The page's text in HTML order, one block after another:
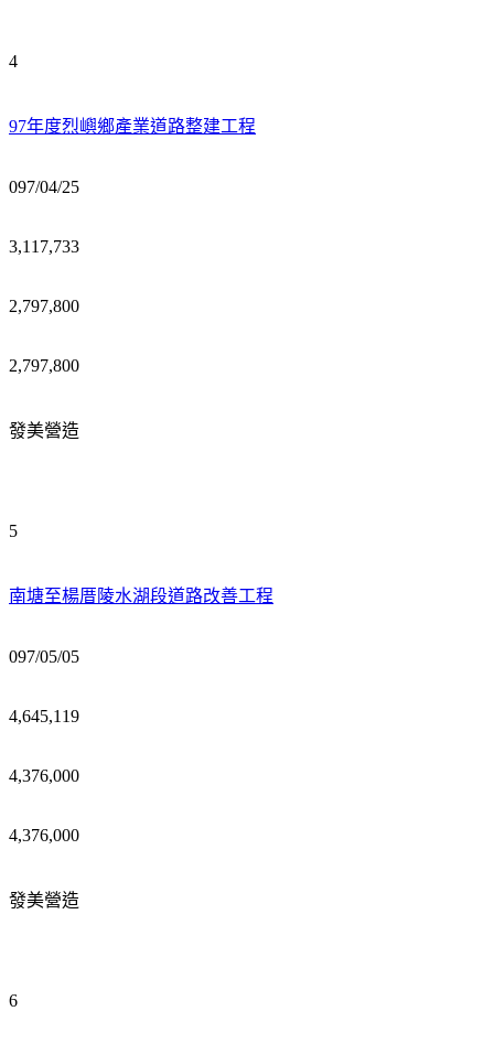
4
97年度烈嶼鄉產業道路整建工程
097/04/25
3,117,733
2,797,800
2,797,800
發美營造
5
南塘至楊厝陵水湖段道路改善工程
097/05/05
4,645,119
4,376,000
4,376,000
發美營造
6